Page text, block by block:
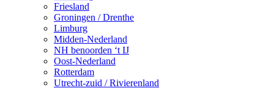
Friesland
Groningen / Drenthe
Limburg
Midden-Nederland
NH benoorden ‘t IJ
Oost-Nederland
Rotterdam
Utrecht-zuid / Rivierenland